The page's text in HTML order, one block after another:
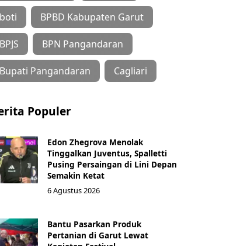
boti BPBD Kabupaten Garut
BPJS BPN Pangandaran
Bupati Pangandaran Cagliari
Populer
Edon Zhegrova Menolak
Tinggalkan Juventus, Spalletti
Pusing Persaingan di Lini Depan
Semakin Ketat
6 Agustus 2026
Bantu Pasarkan Produk
Pertanian di Garut Lewat